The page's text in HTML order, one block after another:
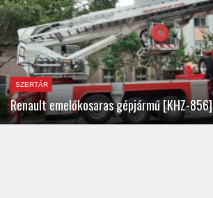
SZERTÁR
Renault emelőkosaras gépjármű [KHZ-856]